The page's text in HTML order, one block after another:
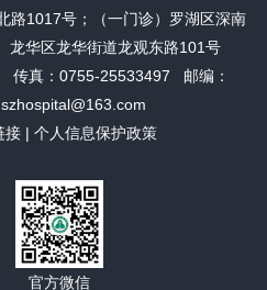
路1017号；（一门诊）罗湖区深南
龙华区龙华街道龙观东路101号
传真：0755-25533497 邮编：
接 | 个人信息保护政策
官方微信